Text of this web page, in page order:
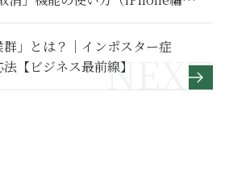
のき】
群」とは？｜インポスター症
【ビジネス最前線】